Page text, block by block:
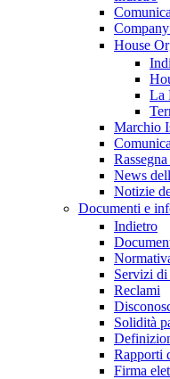
House
La
Marchio
News
Notizie
Documenti e
Indietro
Servizi di
Reclami
Solidità
Rapporti
Firma